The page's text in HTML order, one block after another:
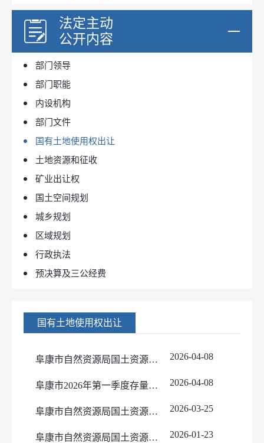
法定主动
公开内容
部门领导
部门职能
内设机构
部门文件
国有土地使用权出让
土地资源和征收
矿业出让权
国土空间规划
城乡规划
区域规划
行政执法
预决算及三公经费
国有土地使用权出让
阜康市自然资源局国土资源储备中心国有土地使用权挂牌出让公告(阜自土出让告字[2026]3号) 2026-04-08
阜康市2026年第一季度存量住宅用地信息公示 2026-04-08
阜康市自然资源局国土资源储备中心国有土地使用权挂牌出让公告(阜自土出让告字[2026]2号) 2026-03-25
阜康市自然资源局国土资源储备中心国有土地使用权挂牌出让公告(阜自土出让告字[2026]1号) 2026-01-23